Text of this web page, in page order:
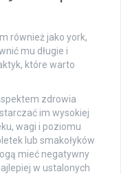
również jako york,
mu długie i
które warto
zdrowia
im wysokiej
wagi i poziomu
lub smakołyków
mieć negatywny
w ustalonych